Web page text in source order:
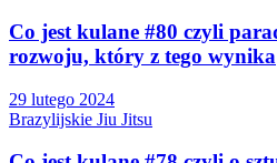
Co jest kulane #80 czyli
rozwoju, który z tego wynika
29 lutego 2024
Brazylijskie Jiu Jitsu